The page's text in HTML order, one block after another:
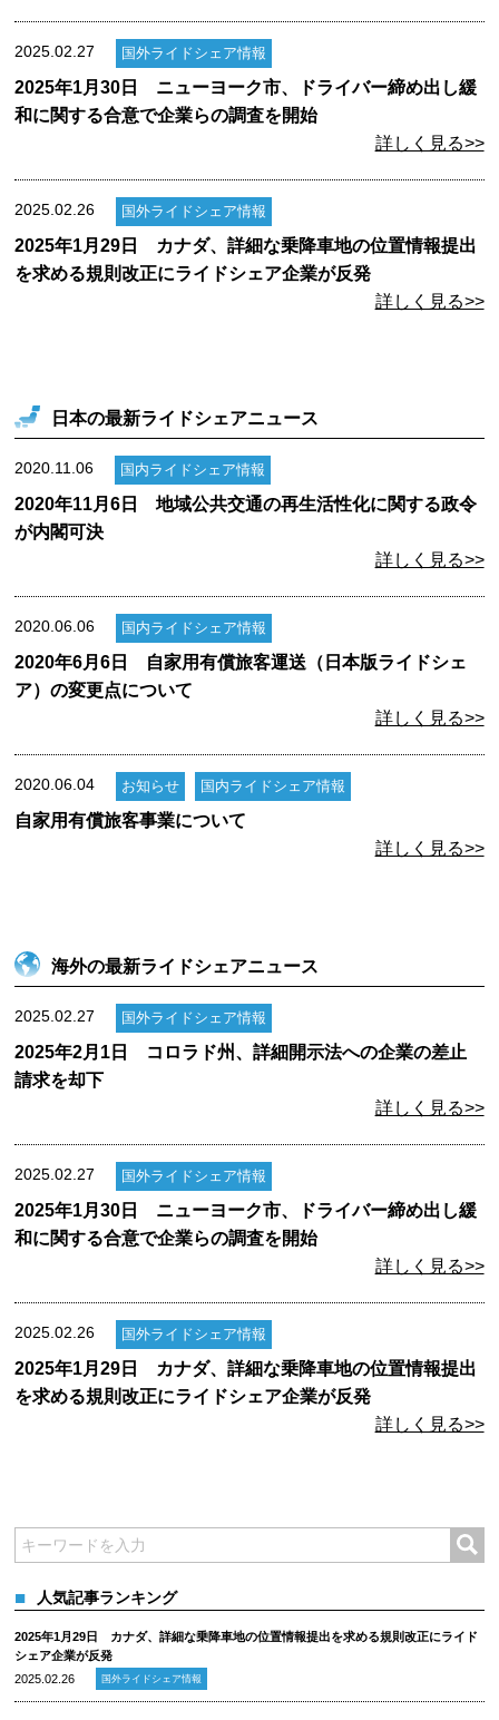
2025.02.27 国外ライドシェア情報
2025年1月30日 ニューヨーク市、ドライバー締め出し緩
和に関する合意で企業らの調査を開始
詳しく見る>>
2025.02.26 国外ライドシェア情報
2025年1月29日 カナダ、詳細な乗降車地の位置情報提出
を求める規則改正にライドシェア企業が反発
詳しく見る>>
日本の最新ライドシェアニュース
2020.11.06 国内ライドシェア情報
2020年11月6日 地域公共交通の再生活性化に関する政令
が内閣可決
詳しく見る>>
2020.06.06 国内ライドシェア情報
2020年6月6日 自家用有償旅客運送（日本版ライドシェ
ア）の変更点について
詳しく見る>>
2020.06.04 お知らせ 国内ライドシェア情報
自家用有償旅客事業について
詳しく見る>>
海外の最新ライドシェアニュース
2025.02.27 国外ライドシェア情報
2025年2月1日 コロラド州、詳細開示法への企業の差止
請求を却下
詳しく見る>>
2025.02.27 国外ライドシェア情報
2025年1月30日 ニューヨーク市、ドライバー締め出し緩
和に関する合意で企業らの調査を開始
詳しく見る>>
2025.02.26 国外ライドシェア情報
2025年1月29日 カナダ、詳細な乗降車地の位置情報提出
を求める規則改正にライドシェア企業が反発
詳しく見る>>
人気記事ランキング
2025年1月29日 カナダ、詳細な乗降車地の位置情報提出を求める規則改正にライド
シェア企業が反発
2025.02.26
国外ライドシェア情報